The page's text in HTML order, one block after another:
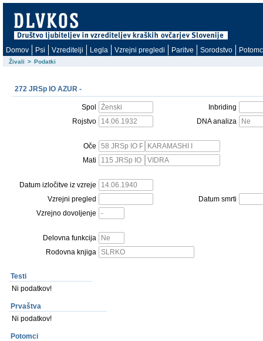
Domov Psi Vzreditelji Legla Vzrejni pregledi Paritve Sorodstvo
Živali > Podatki
272 JRSp IO AZUR -
Spol
Inbriding
Rojstvo
DNA analiza
Oče
Mati
Datum izločitve iz vzreje
Vzrejni pregled
Datum smrti
Vzrejno dovoljenje
Delovna funkcija
Rodovna knjiga
Testi
Ni podatkov!
Prvaštva
Ni podatkov!
Potomci